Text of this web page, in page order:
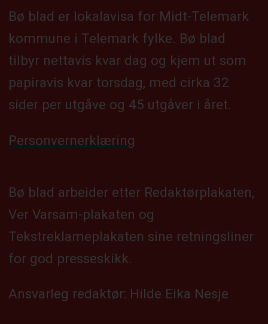
Bø blad er lokalavisa for Midt-Telemark
kommune i Telemark fylke. Bø blad
tilbyr nettavis kvar dag og kjem ut som
papiravis kvar torsdag, med cirka 32
sider per utgåve og 45 utgåver i året.
Personvernerklæring
Bø blad arbeider etter Redaktørplakaten,
Ver Varsam-plakaten og
Tekstreklameplakaten sine retningsliner
for god presseskikk.
Ansvarleg redaktør: Hilde Eika Nesje